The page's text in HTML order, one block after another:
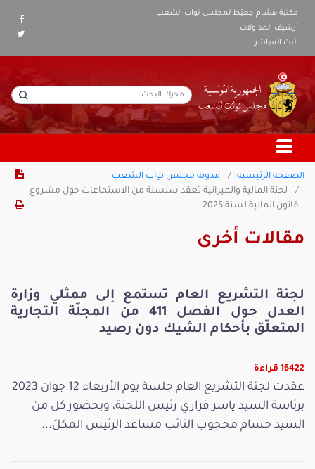
مكتبة هشام جعيّط لمجلس نواب الشعب
أرشيف المداولات
البث المباشر
الصفحة الرئيسية
مدونة مجلس نواب الشعب
لجنة المالية والميزانية تعقد سلسلة من الاستماعات حول مشروع
قانون المالية لسنة 2025
مقالات أخرى
لجنة التشريع العام تستمع إلى ممثلي وزارة
العدل حول الفصل 411 من المجلّة التجارية
المتعلّق بأحكام الشيك دون رصيد
16422 قراءة
عقدت لجنة التشريع العام جلسة يوم الأربعاء 12 جوان 2023
برئاسة السيد ياسر قراري رئيس اللجنة، وبحضور كل من
السيد حسام محجوب النائب مساعد الرئيس المكلّ...